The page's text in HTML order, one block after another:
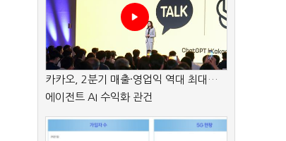
카카오, 2분기 매출·영업익 역대 최대…
에이전트 AI 수익화 관건